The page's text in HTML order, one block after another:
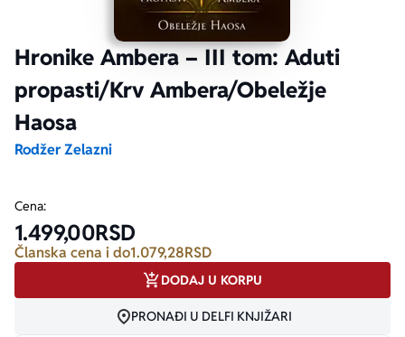
Hronike Ambera – III tom: Aduti
propasti/Krv Ambera/Obeležje
Haosa
Rodžer Zelazni
Cena:
1.499,00RSD
Članska cena i do1.079,28RSD
DODAJ U KORPU
PRONAĐI U DELFI KNJIŽARI
Ekranizovane knjige
Za poklon
E-knjige
Autori
Poezija
Lični razvoj i popularna psihologija
Biografija
Bojan Ljubenović
Dejan Tiago-Stanković
Milica Jakovljević Mir-Jam
Peter Handke
Harlan Koben
Elif Šafak